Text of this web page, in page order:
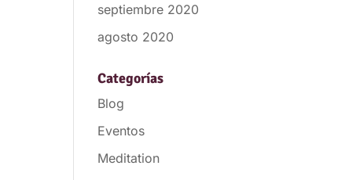
septiembre 2020
agosto 2020
Categorías
Blog
Eventos
Meditation